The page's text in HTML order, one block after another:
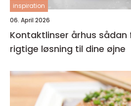
inspiration
06. April 2026
Kontaktlinser århus sådan finder du den
rigtige løsning til dine øjne